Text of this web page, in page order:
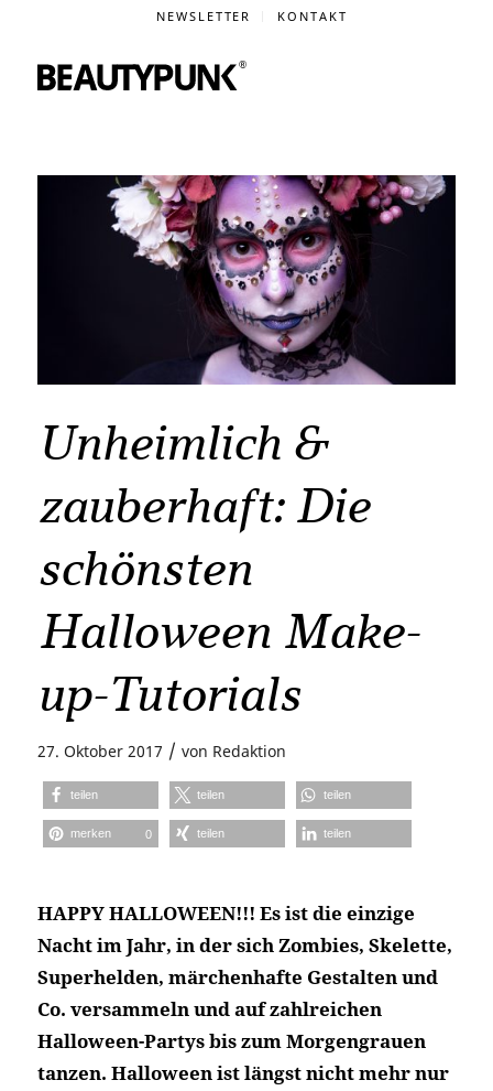
NEWSLETTER KONTAKT
Unheimlich &
zauberhaft: Die
schönsten
Halloween Make-
up-Tutorials
27. Oktober 2017 / von Redaktion
teilen teilen teilen
merken 0 teilen teilen
HAPPY HALLOWEEN!!! Es ist die einzige
Nacht im Jahr, in der sichZombies, Skelette,
Superhelden, märchenhafte Gestalten und
Co. versammeln und auf zahlreichen
Halloween-Partys bis zum Morgengrauen
tanzen. Halloween ist längst nicht mehr nur